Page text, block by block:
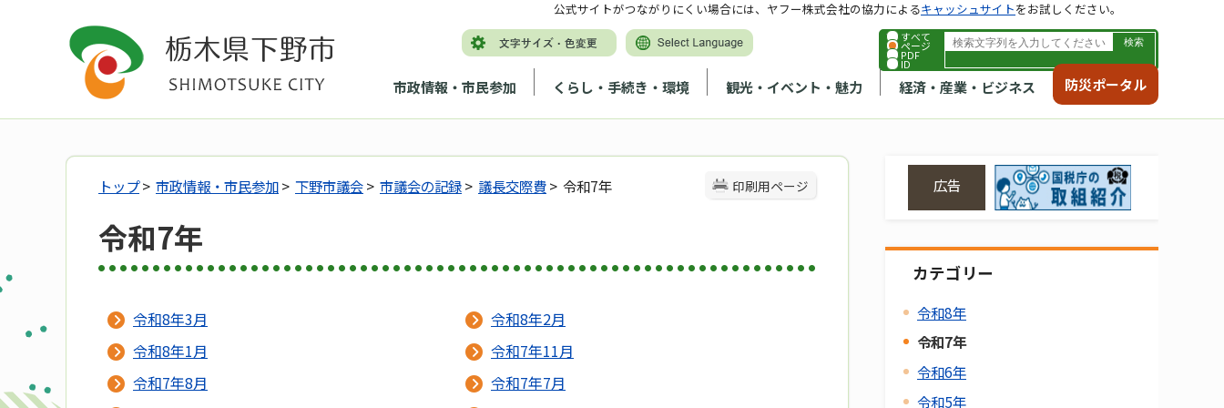
すべて
ページ
PDF
ID
市政情報・市民参加 くらし・手続き・環境 観光・イベント・魅力 経済・産業・ビジネス 防災ポータル
公式サイトがつながりにくい場合には、ヤフー株式会社の協力によるキャッシュサイトをお試しください。
印刷用ページ
トップ> 市政情報・市民参加> 下野市議会> 市議会の記録> 議長交際費> 令和7年
令和7年
令和8年3月
令和8年2月
令和8年1月
令和7年11月
令和7年8月
令和7年7月
広告
カテゴリー
令和8年
令和7年
令和6年
令和5年